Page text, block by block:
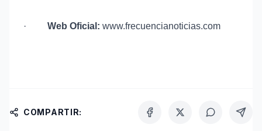
· Web Oficial: www.frecuencianoticias.com
COMPARTIR: